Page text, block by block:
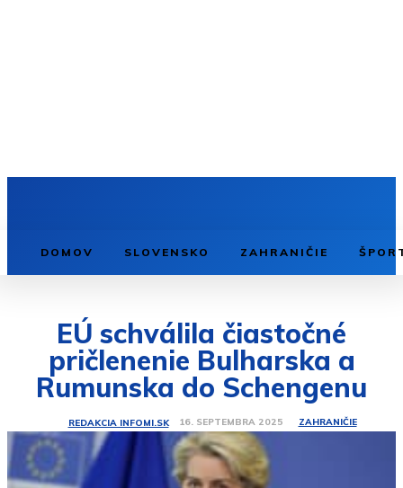
DOMOV SLOVENSKO ZAHRANIČIE
EÚ schválila čiastočné
pričlenenie Bulharska a
Rumunska do Schengenu
REDAKCIA INFOMI.SK 16. SEPTEMBRA 2025 ZAHRANIČIE